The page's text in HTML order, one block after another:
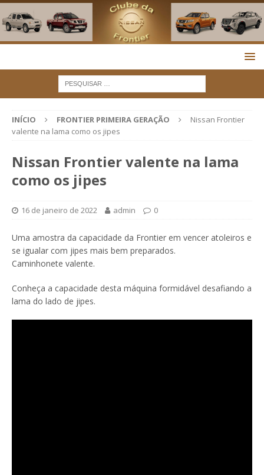
INÍCIO FRONTIER PRIMEIRA GERAÇÃO
Nissan Frontier
valente na lama como os jipes
Nissan Frontier valente na lama
como os jipes
16 de janeiro de 2022 admin 0
Uma amostra da capacidade da Frontier em vencer atoleiros e
se igualar com jipes mais bem preparados.
Caminhonete valente.
Conheça a capacidade desta máquina formidável desafiando a
lama do lado de jipes.